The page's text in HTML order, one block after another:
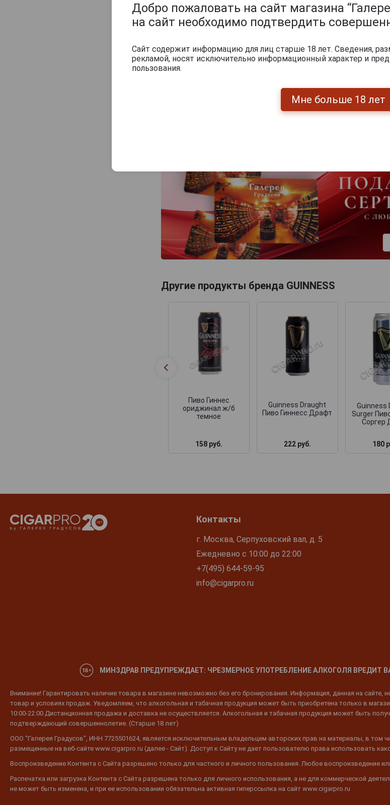
Другие продукты бренда GUINNESS
Пиво Гиннес
ориджинал ж/б
темное
158 руб.
Guinness Draught
Пиво Гиннесс Драфт
222 руб.
Guinness
Surger
Соргер
180
Контакты
г. Москва, Серпуховский вал, д. 5
Ежедневно с 10:00 до 22:00
+7(495) 644-59-95
info@cigarpro.ru
МИНЗДРАВ ПРЕДУПРЕЖДАЕТ: ЧРЕЗМЕРНОЕ УПОТРЕБЛЕНИЕ АЛКОГОЛЯ
Внимание! Гарантировать наличие товара в магазине невозможно без его бронирования. Информация, данная на
товар и условиях продаж. Уведомляем, что алкогольная и табачная продукция может быть приобретена только в
10:00-22:00 Дистанционная продажа и доставка не осуществляется. Алкогольная и табачная продукция может быть
подтверждающий совершеннолетие. (Старше 18 лет)
ООО "Галерея Градусов", ИНН 7725501624, является исключительным владельцем авторских прав на материалы, в том
размещенные на веб-сайте www.cigarpro.ru (далее - Сайт). Доступ к Сайту не дает пользователю права использовать
Воспроизведение Контента с Сайта разрешено только для частного и личного пользования. Любое воспроизведение
Распечатка или загрузка Контента с Сайта разрешена только для личного использования, а не для коммерческой
не может быть изменена, и при ее использовании обязательна активная гиперссылка на сайт www.cigarpro.ru
Добро пожаловать на сайт магазина
на сайт необходимо подтвердить
Сайт содержит информацию для лиц старше 18 лет. Сведения,
рекламой, носят исключительно информационный характер и
пользования.
Мне больше 18 лет